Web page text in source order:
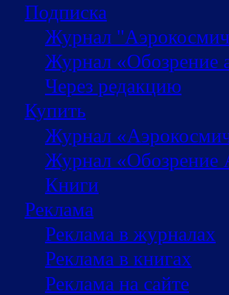
Подписка
Журнал
Журнал «Обозрение
Через редакцию
Купить
Журнал
Журнал «Обозрение
Книги
Реклама
Реклама в журналах
Реклама в книгах
Реклама на сайте